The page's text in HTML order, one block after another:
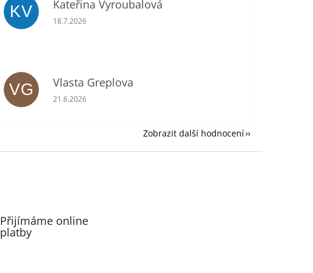
KV Kateřina Vyroubalová
Hodnocení obchodu je 5 z 5 hvězdiček.
18.7.2026
VG Vlasta Greplova
Hodnocení obchodu je 5 z 5 hvězdiček.
21.6.2026
Zobrazit další hodnocení
Přijímáme online
platby